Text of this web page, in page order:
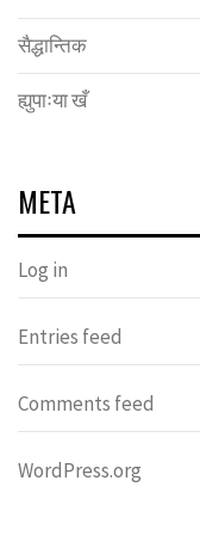
सैद्धान्तिक
ह्युपाःया खँ
META
Log in
Entries feed
Comments feed
WordPress.org